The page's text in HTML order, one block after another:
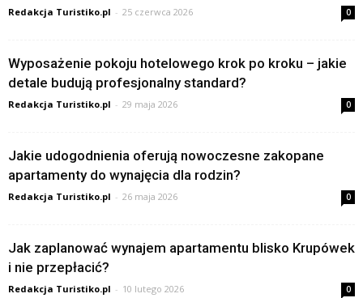
Redakcja Turistiko.pl - 25 czerwca 2026 0
Wyposażenie pokoju hotelowego krok po kroku – jakie
detale budują profesjonalny standard?
Redakcja Turistiko.pl - 29 maja 2026 0
Jakie udogodnienia oferują nowoczesne zakopane
apartamenty do wynajęcia dla rodzin?
Redakcja Turistiko.pl - 26 maja 2026 0
Jak zaplanować wynajem apartamentu blisko Krupówek
i nie przepłacić?
Redakcja Turistiko.pl - 10 lutego 2026 0